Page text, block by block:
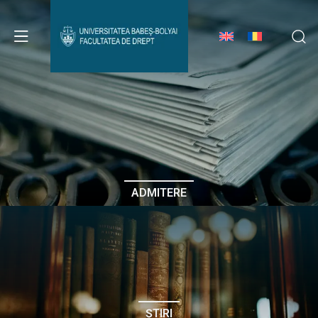
Avizier Studenți
Studii
Admitere
Erasmus & Internațional
Despre Facultate
ADMITERE
ȘTIRI